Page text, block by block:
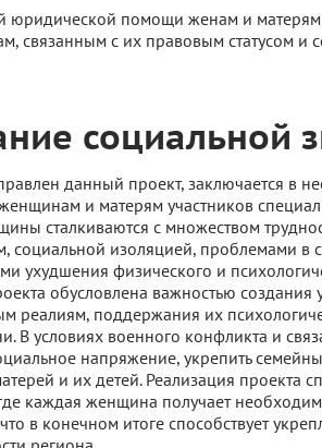
юридической помощи женам и матерям
связанным с их правовым статусом и
социальной
данный проект, заключается в
и матерям участников
сталкиваются с множеством
социальной изоляцией, проблемами в
ухудшения физического и
обусловлена важностью
реалиям, поддержания их
В условиях военного конфликта и
напряжение, укрепить
и их детей. Реализация проекта
каждая женщина получает
в конечном итоге способствует